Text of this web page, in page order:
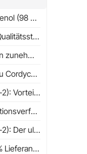
2026 | CQHERB
Anwendungen
(2026)
im Jahr 2026
zur Lieferantenauswahl (2026)
Wirkungsmechanismus
& Kaufberatung (2026)
CAS 73-03-0